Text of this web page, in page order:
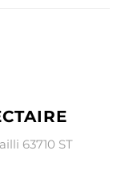
63710 ST